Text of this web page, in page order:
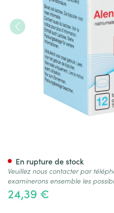
24,39 €
En rupture de stock
Veuillez nous contacter par
examinerons ensemble les